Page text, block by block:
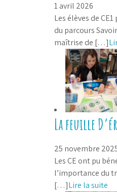
1 avril 2026
Les élèves de
du parcours
maîtrise de […]
La feuille
25 novembre
Les CE ont pu
l’importance du
[…]Lire la suite